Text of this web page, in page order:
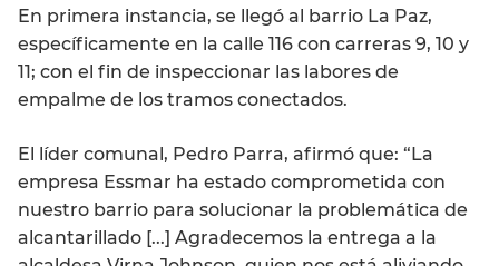
En primera instancia, se llegó al barrio La Paz,
específicamente en la calle 116 con carreras 9, 10 y
11; con el fin de inspeccionar las labores de
empalme de los tramos conectados.
El líder comunal, Pedro Parra, afirmó que: “La
empresa Essmar ha estado comprometida con
nuestro barrio para solucionar la problemática de
alcantarillado [...] Agradecemos la entrega a la